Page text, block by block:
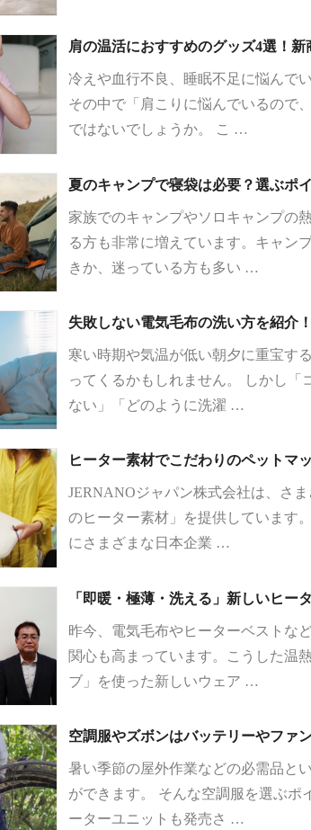
肩の温活におすすめのグッズ4選！
冷えや血行不良、睡眠不足に悩んで
その中で「肩こりに悩んでいるので
ではないでしょうか。 こ …
夏のキャンプで寝袋は必要？選ぶポ
家族でのキャンプやソロキャンプの
る方も非常に増えています。キャン
きか、迷っている方も多い …
失敗しない電気毛布の洗い方を紹介
寒い時期や気温が低い朝夕に重宝す
ってくるかもしれません。 しかし「
ない」「どのように洗濯 …
ヒーター素材でこだわりのペットマ
JERNANOジャパン株式会社は、さ
のヒーター素材」を提供しています
にさまざまな日本企業 …
「即暖・極薄・洗える」新しいヒー
昨今、電気毛布やヒーターベストな
関心も高まっています。こうした温
ブ」を使った新しいウェア …
空調服やズボンはバッテリーやファ
暑い季節の屋外作業などの必需品と
ができます。 そんな空調服を選ぶポ
ーターユニットも発売さ …